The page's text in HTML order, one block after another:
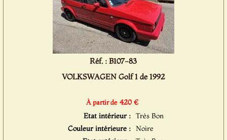
Réf. : B107-83
VOLKSWAGEN Golf 1 de 1992
À partir de 420 €
Etat intérieur : Très Bon
Couleur intérieure : Noire